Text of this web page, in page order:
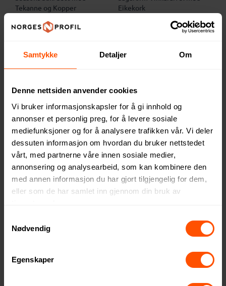
Samtykke Detaljer Om
Denne nettsiden anvender cookies
Vi bruker informasjonskapsler for å gi innhold og
annonser et personlig preg, for å levere sosiale
mediefunksjoner og for å analysere trafikken vår. Vi deler
dessuten informasjon om hvordan du bruker nettstedet
vårt, med partnerne våre innen sosiale medier,
annonsering og analysearbeid, som kan kombinere den
med annen informasjon du har gjort tilgjengelig for dem,
eller som de har samlet inn gjennom din bruk av
Nødvendig
Egenskaper
Tekanne og Kopper
312 NOKved 50 stk.
Eikekork
ved 5 stk.
Jacob Jensen CoffeeCatcher
0,8 L Presskanne
Seasons Ivorie 600 ml
Presskanne